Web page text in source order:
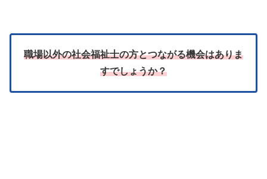
職場以外の社会福祉士の方とつながる機会はありま
すでしょうか？